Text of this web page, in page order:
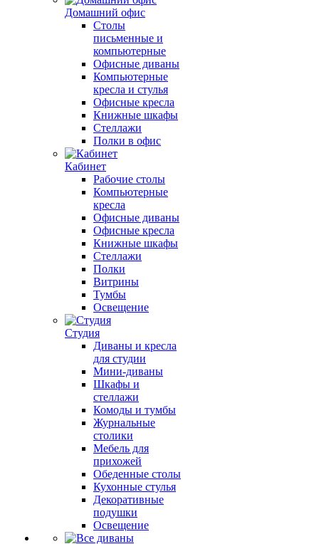
Домашний офис
Столы
письменные и
компьютерные
Офисные диваны
Компьютерные
кресла и стулья
Офисные кресла
Книжные шкафы
Стеллажи
Полки в офис
Кабинет
Рабочие столы
Компьютерные
кресла
Офисные диваны
Офисные кресла
Книжные шкафы
Стеллажи
Полки
Витрины
Тумбы
Освещение
Студия
Диваны и кресла
для студии
Мини-диваны
Шкафы и
стеллажи
Комоды и тумбы
Журнальные
столики
Мебель для
прихожей
Обеденные столы
Кухонные стулья
Декоративные
подушки
Освещение